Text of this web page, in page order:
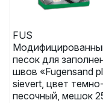
FUS
песок для
швов «Fugensand
sievert, цвет темно-
песочный, мешок